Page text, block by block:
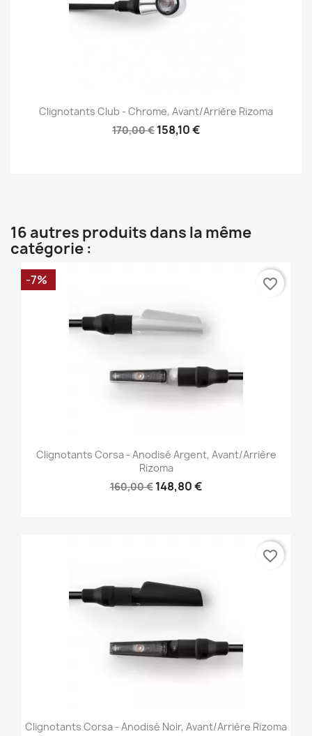
Clignotants Club - Chrome, Avant/Arrière Rizoma
170,00 € 158,10 €
16 autres produits dans la même
catégorie :
Clignotants Corsa - Anodisé Argent, Avant/Arrière
Rizoma
160,00 € 148,80 €
-7% favorite_border
Clignotants Corsa - Anodisé Noir, Avant/Arrière Rizoma
favorite_border